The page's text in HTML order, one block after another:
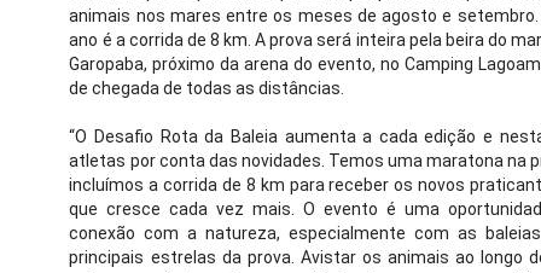
animais nos mares entre os meses de agosto e
ano é a corrida de 8 km. A prova será inteira pela beira do
Garopaba, próximo da arena do evento, no Camping
de chegada de todas as distâncias.
“O Desafio Rota da Baleia aumenta a cada edição e
atletas por conta das novidades. Temos uma maratona na
incluímos a corrida de 8 km para receber os novos
que cresce cada vez mais. O evento é uma
conexão com a natureza, especialmente com as
principais estrelas da prova. Avistar os animais ao longo